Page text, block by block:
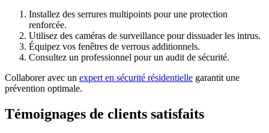
Installez des serrures multipoints pour une protection
renforcée.
Utilisez des caméras de surveillance pour dissuader les intrus.
Équipez vos fenêtres de verrous additionnels.
Consultez un professionnel pour un audit de sécurité.
Collaborer avec un expert en sécurité résidentielle garantit une
prévention optimale.
Témoignages de clients satisfaits